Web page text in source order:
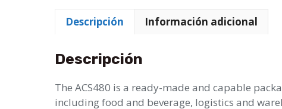
Descripción Información adicional
Descripción
The ACS480 is a ready-made and capable
including food and beverage, logistics and